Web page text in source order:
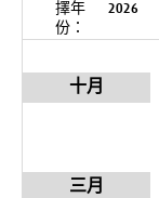
擇年
份：
2026
十月
三月